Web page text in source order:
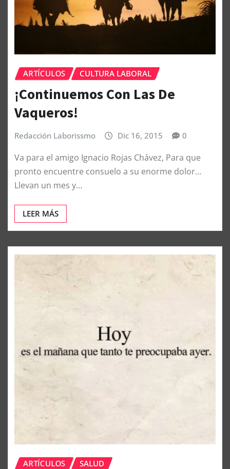
ARTÍCULOS
¡Continuemos Con Las De
Vaqueros!
Redacción Laborissmo Dic 16, 2015 0
pronto encuentre consuelo a su enorme dolor…
LEER MÁS